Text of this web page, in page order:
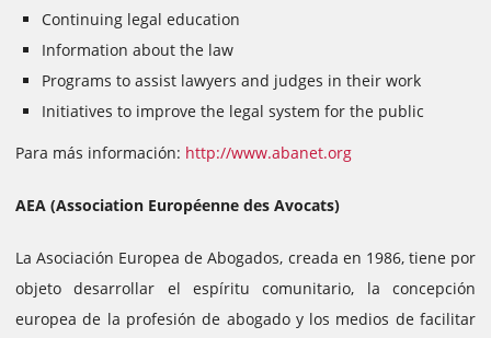
Continuing legal education
Information about the law
Programs to assist lawyers and judges in their work
Initiatives to improve the legal system for the public
Para más información: http://www.abanet.org
AEA (Association Européenne des Avocats)
La Asociación Europea de Abogados, creada en 1986, tiene por
objeto desarrollar el espíritu comunitario, la concepción
europea de la profesión de abogado y los medios de facilitar